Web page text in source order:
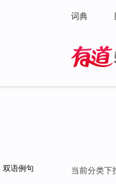
词典
双语例句 当前分类下